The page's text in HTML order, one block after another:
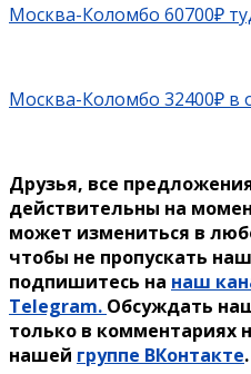
Москва-Коломбо 60700₽
Москва-Коломбо 32400₽ в
Друзья, все
действительны на
может измениться в
чтобы не пропускать
подпишитесь на наш
Telegram. Обсуждать
только в комментариях
нашей группе ВКонтакте.